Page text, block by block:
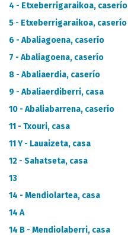
4 - Etxeberrigaraikoa, caserío
5 - Etxeberrigaraikoa, caserío
6 - Abaliagoena, caserío
7 - Abaliagoena, caserío
8 - Abaliaerdia, caserío
9 - Abaliaerdiberri, casa
10 - Abaliabarrena, caserío
11 - Txouri, casa
11 Y - Lauaizeta, casa
12 - Sahatseta, casa
13
14 - Mendiolartea, casa
14 A
14 B - Mendiolaberri, casa
CATÁLOGO DE METADATOS